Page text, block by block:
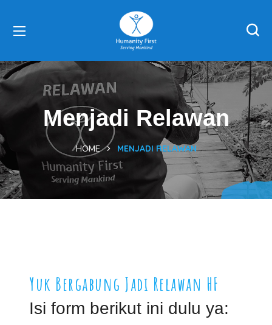
Menjadi Relawan
HOME MENJADI RELAWAN
Yuk Bergabung Jadi Relawan HF
Isi form berikut ini dulu ya: